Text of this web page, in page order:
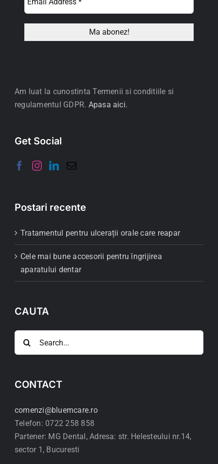
Am luat la cunostinta Termenii si conditiile si
regulamentul GDPR. Apasa aici.
Get Social
Postari recente
Tratamentul pentru ulcerații orale care reapar
Cele mai bune accesorii pentru îngrijirea
aparatului dentar
CAUTA
CONTACT
comenzi@bluemcare.ro
Telefon: 0722 258 858
Partener: MG Dental, Adresa: str. Helesteului nr.14,
sector 1, Bucuresti